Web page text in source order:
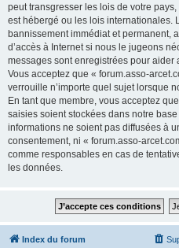
peut transgresser les lois de votre
est hébergé ou les lois internationales.
bannissement immédiat et permanent,
d’accès à Internet si nous le jugeons
messages sont enregistrées pour aider
Vous acceptez que « forum.asso-
verrouille n’importe quel sujet lorsque
En tant que membre, vous acceptez
saisies soient stockées dans notre
informations ne soient pas diffusées à
consentement, ni « forum.asso-
comme responsables en cas de
les données.
Index du forum